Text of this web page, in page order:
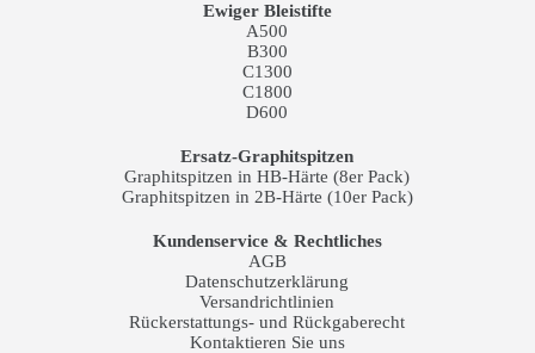
Ewiger Bleistifte
A500
B300
C1300
C1800
D600
Ersatz-Graphitspitzen
Graphitspitzen in HB-Härte (8er Pack)
Graphitspitzen in 2B-Härte (10er Pack)
Kundenservice & Rechtliches
AGB
Datenschutzerklärung
Versandrichtlinien
Rückerstattungs- und Rückgaberecht
Kontaktieren Sie uns